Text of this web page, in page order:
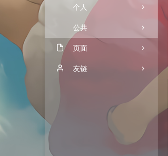
个人
公共
页面
归档友链